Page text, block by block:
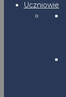
Uczniowie